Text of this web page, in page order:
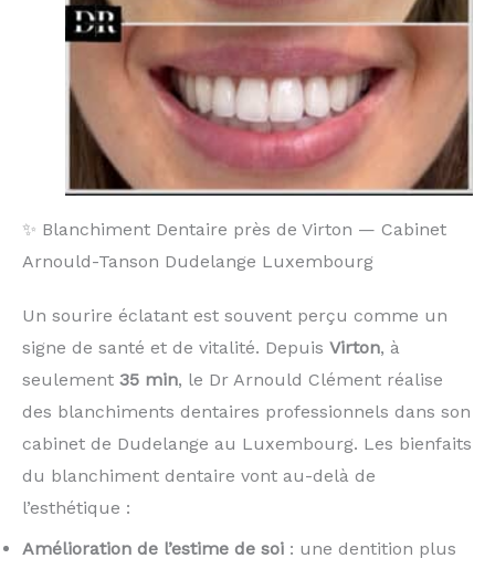
✨ Blanchiment Dentaire près de Virton — Cabinet
Arnould-Tanson Dudelange Luxembourg
Un sourire éclatant est souvent perçu comme un
signe de santé et de vitalité. Depuis Virton, à
seulement 35 min, le Dr Arnould Clément réalise
des blanchiments dentaires professionnels dans son
cabinet de Dudelange au Luxembourg. Les bienfaits
du blanchiment dentaire vont au-delà de
l’esthétique :
Amélioration de l’estime de soi : une dentition plus